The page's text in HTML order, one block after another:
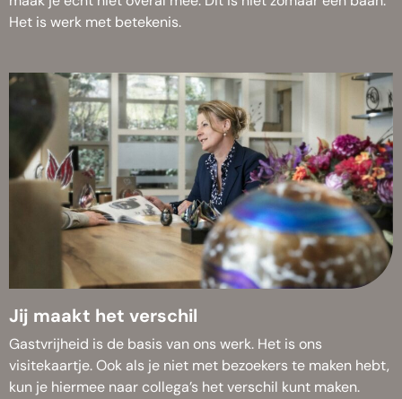
Het is werk met betekenis.
Jij maakt het verschil
Gastvrijheid is de basis van ons werk. Het is ons
visitekaartje. Ook als je niet met bezoekers te maken hebt,
kun je hiermee naar collega’s het verschil kunt maken.